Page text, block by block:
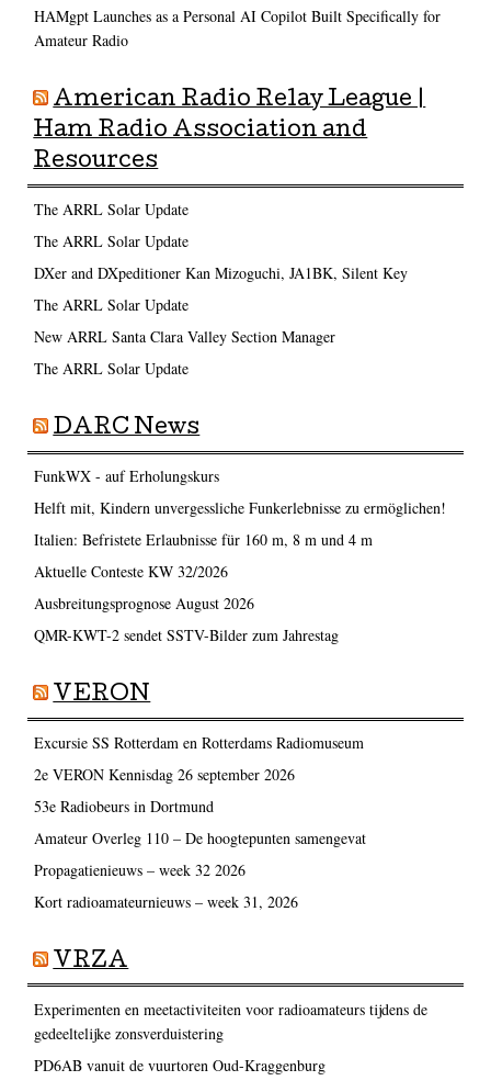
HAMgpt Launches as a Personal AI Copilot Built Specifically for
Amateur Radio
American Radio Relay League |
Ham Radio Association and
Resources
The ARRL Solar Update
The ARRL Solar Update
DXer and DXpeditioner Kan Mizoguchi, JA1BK, Silent Key
The ARRL Solar Update
New ARRL Santa Clara Valley Section Manager
The ARRL Solar Update
DARC News
FunkWX - auf Erholungskurs
Helft mit, Kindern unvergessliche Funkerlebnisse zu ermöglichen!
Italien: Befristete Erlaubnisse für 160 m, 8 m und 4 m
Aktuelle Conteste KW 32/2026
Ausbreitungsprognose August 2026
QMR-KWT-2 sendet SSTV-Bilder zum Jahrestag
VERON
Excursie SS Rotterdam en Rotterdams Radiomuseum
2e VERON Kennisdag 26 september 2026
53e Radiobeurs in Dortmund
Amateur Overleg 110 – De hoogtepunten samengevat
Propagatienieuws – week 32 2026
Kort radioamateurnieuws – week 31, 2026
VRZA
Experimenten en meetactiviteiten voor radioamateurs tijdens de
gedeeltelijke zonsverduistering
PD6AB vanuit de vuurtoren Oud-Kraggenburg